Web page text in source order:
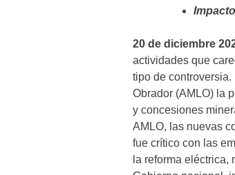
20 de diciembre
actividades que
tipo de
Obrador (AMLO) la
y concesiones
AMLO, las nuevas
fue crítico con las
la reforma